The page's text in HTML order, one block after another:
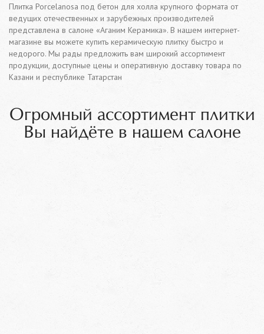
Плитка Porcelanosa под бетон для холла крупного формата от
ведущих отечественных и зарубежных производителей
представлена в салоне «Аганим Керамика». В нашем интернет-
магазине вы можете купить керамическую плитку быстро и
недорого. Мы рады предложить вам широкий ассортимент
продукции, доступные цены и оперативную доставку товара по
Казани и республике Татарстан
Огромный ассортимент плитки
Вы найдёте в нашем салоне